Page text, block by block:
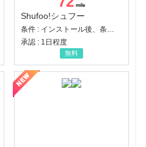
Shufoo!シュフー
条件 : インストール後、条件達成
承認 : 1日程度
無料